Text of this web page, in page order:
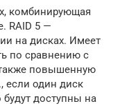
комбинирующая
RAID 5 —
на дисках. Имеет
по сравнению с
повышенную
если один диск
доступны на